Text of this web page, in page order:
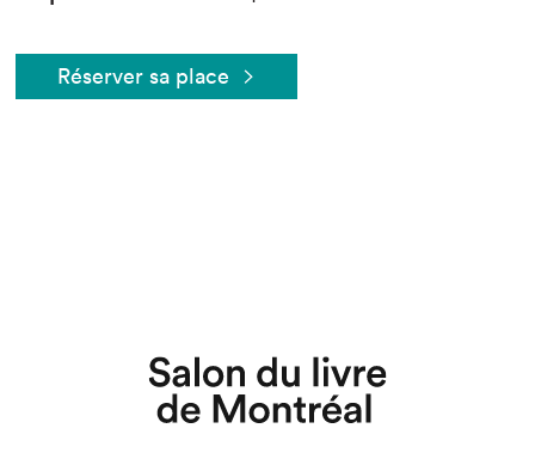
Réserver sa place